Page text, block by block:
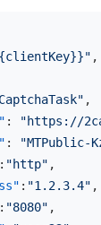
,
,
:
"https://
: "MTPublic-
: "http" ,
: "1.2.3.4" ,
: "8080" ,